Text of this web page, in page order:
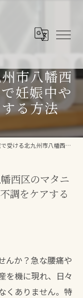
市八幡西
妊娠中や
る方法
州市八幡西区のマタニティ整体で妊娠中や産後の不調をケアする方法
西区のマタニ
調をケアする
んか？急な腰痛や
を機に現れ、日々
くありません。特